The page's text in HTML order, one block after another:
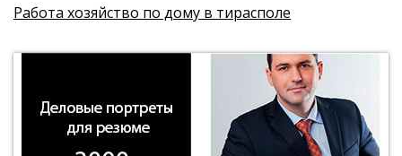
Работа хозяйство по дому в тирасполе